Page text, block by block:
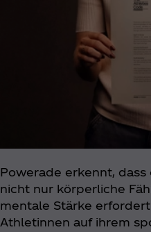
Powerade erkennt,
nicht nur körperliche
mentale Stärke
Athletinnen auf ihrem